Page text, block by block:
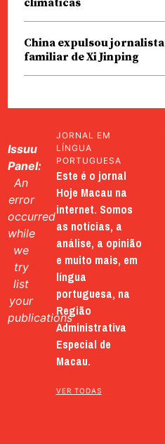
climáticas
China expulsou
familiar de Xi Jinping
Issuu
Panel:
An
error
occurred
while
we
try
list
your
publications
JORNAL EM
LÍNGUA
PORTUGUESA
Este é o jornal
Hoje Macau na
internet. Somos
as notícias, a
análise, a opinião
e muito mais, em
língua
portuguesa, na
Região
Administrativa
Especial de
Macau.
VER TODAS